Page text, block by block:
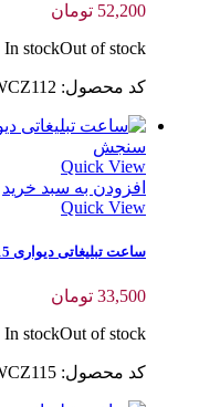
52,200 تومان
In stockOut of stock
کد محصول: WCZ112
سنجش
Quick View
افزودن به سبد خرید
Quick View
ساعت تبلیغاتی دیواری WCZ115
33,500 تومان
In stockOut of stock
کد محصول: WCZ115